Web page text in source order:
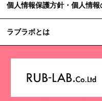
個人情報保護方針・個人情
ラブラボとは